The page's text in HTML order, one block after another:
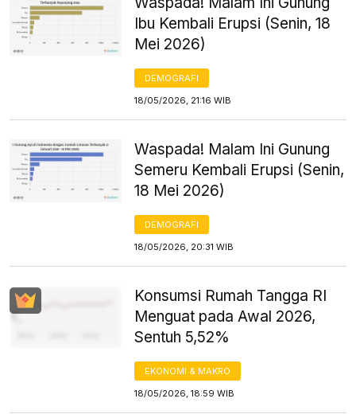
Ibu Kembali Erupsi (Senin, 18
Mei 2026)
DEMOGRAFI
18/05/2026, 21:16 WIB
Waspada! Malam Ini Gunung
Semeru Kembali Erupsi (Senin,
18 Mei 2026)
DEMOGRAFI
18/05/2026, 20:31 WIB
Konsumsi Rumah Tangga RI
Menguat pada Awal 2026,
Sentuh 5,52%
EKONOMI & MAKRO
18/05/2026, 18:59 WIB